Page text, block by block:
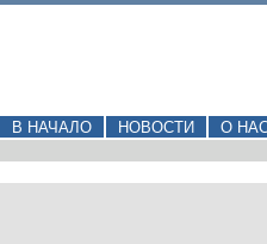
В НАЧАЛО НОВОСТИ О